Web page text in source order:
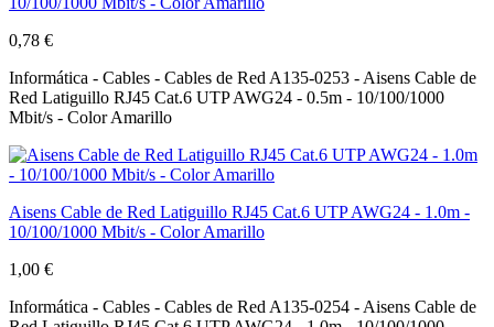
0,78 €
Informática - Cables - Cables de Red A135-0253 - Aisens Cable de
Red Latiguillo RJ45 Cat.6 UTP AWG24 - 0.5m - 10/100/1000
Mbit/s - Color Amarillo
Aisens Cable de Red Latiguillo RJ45 Cat.6 UTP AWG24 - 1.0m -
10/100/1000 Mbit/s - Color Amarillo
1,00 €
Informática - Cables - Cables de Red A135-0254 - Aisens Cable de